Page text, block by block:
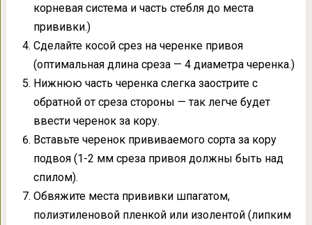
корневая система и часть стебля до места
прививки.)
Сделайте косой срез на черенке привоя
(оптимальная длина среза — 4 диаметра черенка.)
Нижнюю часть черенка слегка заострите с
обратной от среза стороны — так легче будет
ввести черенок за кору.
Вставьте черенок прививаемого сорта за кору
подвоя (1-2 мм среза привоя должны быть над
спилом).
Обвяжите места прививки шпагатом,
полиэтиленовой пленкой или изолентой (липким